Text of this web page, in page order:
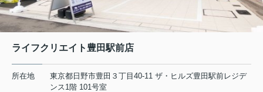
2026.08.04
日野市で一人暮らしを始めたい方必
見！賃貸の初期費用を抑えるコ...
初めて日野市で一人暮らしを始めると
き、最初に気になるのが賃貸の家賃相
場や初期費用ではないでしょうか。特
に社会人や学生の方にとって、毎月の
支出とまとまった初期費用のバランス
ライフクリエイト豊田駅前店
所在地
東京都日野市豊田３丁目40-11 ザ・ヒルズ豊田駅前レジデ
ンス1階 101号室